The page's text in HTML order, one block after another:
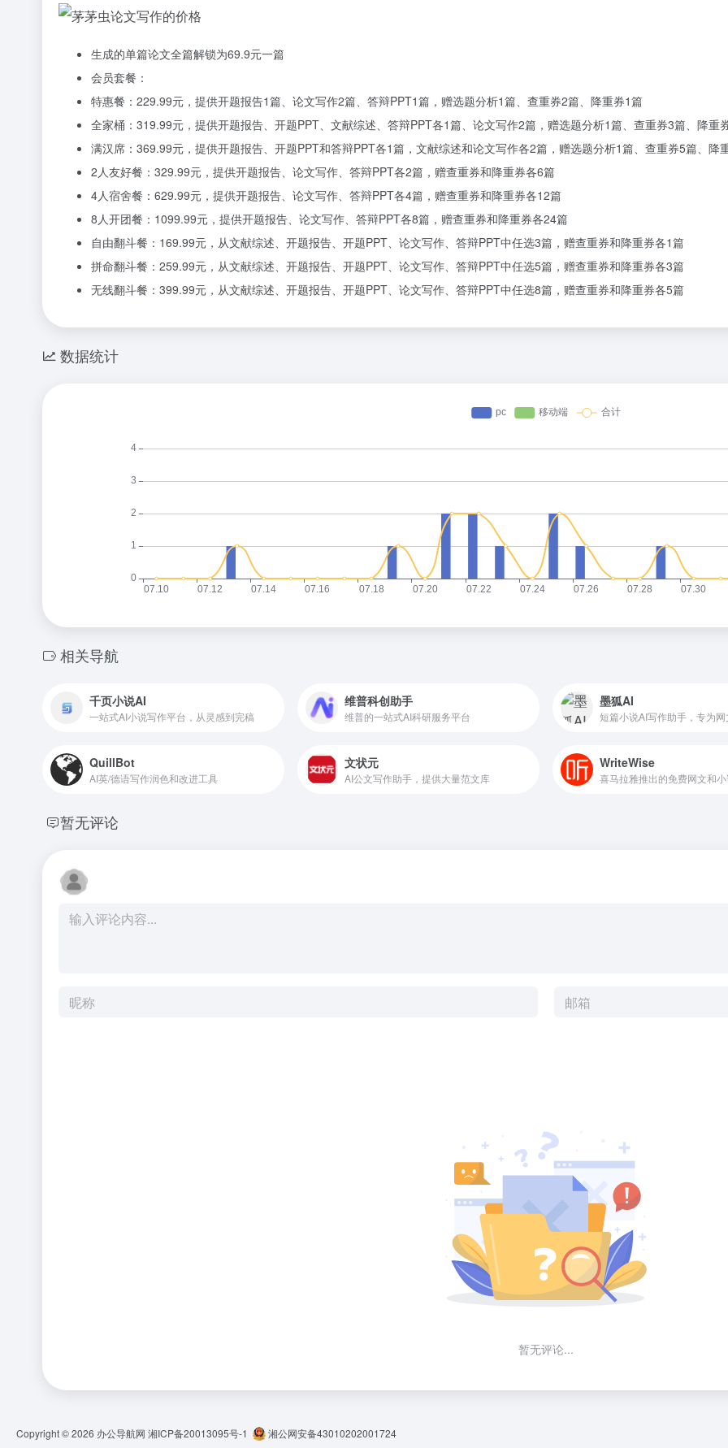
生成的单篇论文全篇解锁为69.9元一篇
会员套餐：
特惠餐：229.99元，提供开题报告1篇、论文写作2篇、答辩PPT1篇，赠选题分析1篇、查重券2篇、降重券1篇
全家桶：319.99元，提供开题报告、开题PPT、文献综述、答辩PPT各1篇、论文写作2篇，赠选题分析1篇、查重券3篇、降重
满汉席：369.99元，提供开题报告、开题PPT和答辩PPT各1篇，文献综述和论文写作各2篇，赠选题分析1篇、查重券5篇、降
2人友好餐：329.99元，提供开题报告、论文写作、答辩PPT各2篇，赠查重券和降重券各6篇
4人宿舍餐：629.99元，提供开题报告、论文写作、答辩PPT各4篇，赠查重券和降重券各12篇
8人开团餐：1099.99元，提供开题报告、论文写作、答辩PPT各8篇，赠查重券和降重券各24篇
自由翻斗餐：169.99元，从文献综述、开题报告、开题PPT、论文写作、答辩PPT中任选3篇，赠查重券和降重券各1篇
拼命翻斗餐：259.99元，从文献综述、开题报告、开题PPT、论文写作、答辩PPT中任选5篇，赠查重券和降重券各3篇
无线翻斗餐：399.99元，从文献综述、开题报告、开题PPT、论文写作、答辩PPT中任选8篇，赠查重券和降重券各5篇
数据统计
相关导航
千页小说AI
一站式AI小说写作平台，从灵感到完稿
维普科创助手
维普的一站式AI科研服务平台
墨狐AI
QuillBot
AI英/德语写作润色和改进工具
文状元
AI公文写作助手，提供大量范文库
WriteWise
喜马拉雅推出的免费网文和
暂无评论
暂无评论...
Copyright © 2026 办公导航网 湘ICP备20013095号-1 湘公网安备43010202001724